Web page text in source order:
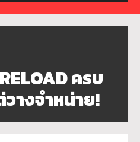
ครบ
างจำหน่าย!